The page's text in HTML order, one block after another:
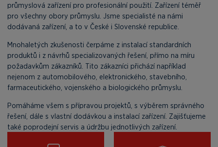
průmyslová zařízení pro profesionální použití. Zařízení téměř
pro všechny obory průmyslu. Jsme specialisté na námi
dodávaná zařízení, a to v České i Slovenské republice.
Mnohaletých zkušenosti čerpáme z instalací standardních
produktů i z návrhů specializovaných řešení, přímo na míru
požadavkům zákazníků. Tito zákazníci přichází například
nejenom z automobilového, elektronického, stavebního,
farmaceutického, vojenského a biologického průmyslu.
Pomáháme všem s přípravou projektů, s výběrem správného
řešení, dále s vlastní dodávkou a instalací zařízení. Zajišťujeme
také poprodejní servis a údržbu jednotlivých zařízení.